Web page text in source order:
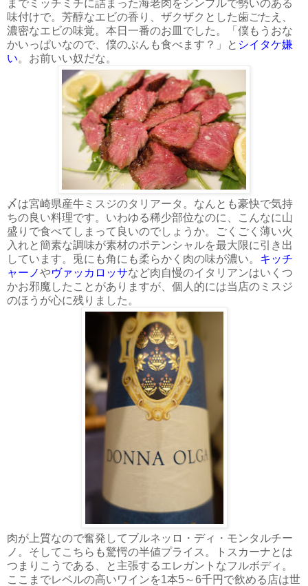
までミッチミチに詰まった海老肉をシンプルで勢いのある
味付けで。芳醇なエビの香り、ザクザクとした歯ごたえ、
濃密なエビの味覚。本日一番のお皿でした。「僕もうおな
かいっぱいなので、僕のぶんも食べます？」と シイタケ嫌
い。お前いい奴だな。
〆は宮崎県産牛ミスジのタリアータ。なんとも豪快で気持
ちの良い料理です。いわゆる稀少部位なのに、こんなに山
盛りで食べてしまって良いのでしょうか。ごくごく薄い火
入れと簡素な調味が素材のポテンシャルを最大限に引き出
しています。兎にも角にも柔らかく肉の味が濃い。 キッチ
ャーノやヴァッカロッサなど肉自慢のイタリアンはいくつ
かお邪魔したことがありますが、個人的には当店のミスジ
のほうが心に残りました。
肉が上質なので奮発してブルネッロ・ディ・モンタルチー
ノ。そしてこちらも驚愕の半値プライス。トスカーナとは
つまりこうである、と主張するエレガントなフルボディ。
ここまでレベルの高いワインを1本5～6千円で飲める店は世